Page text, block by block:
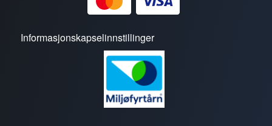
Informasjonskapselinnstillinger